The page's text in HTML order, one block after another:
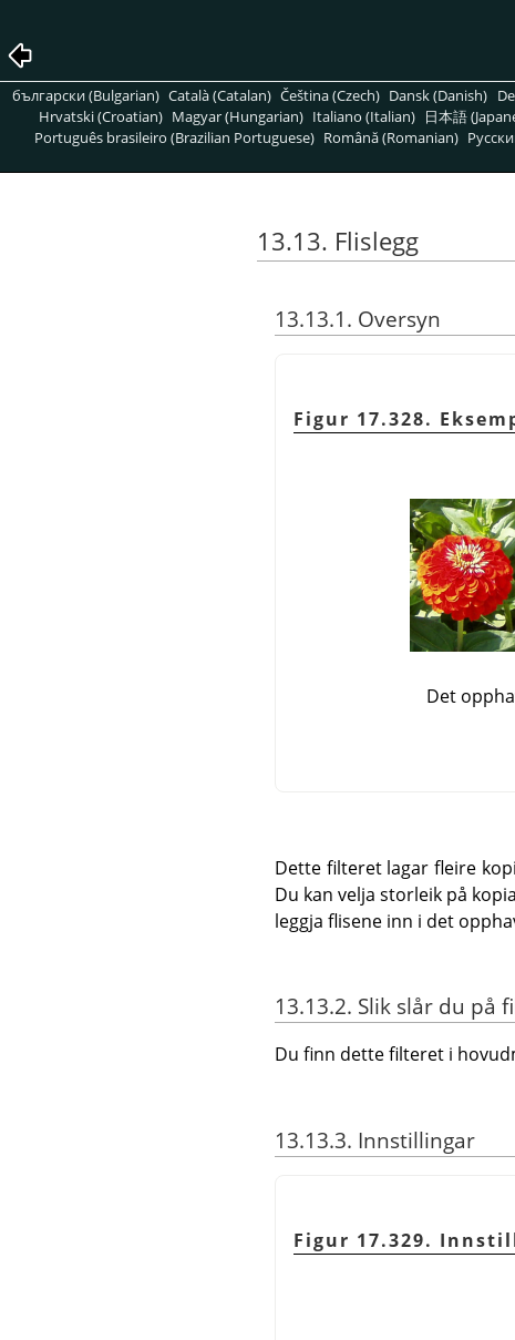
български (Bulgarian) Català (Catalan) Čeština (Czech) Dansk (Danish)
Hrvatski (Croatian) Magyar (Hungarian) Italiano (Italian) 日本語
Português brasileiro (Brazilian Portuguese) Română (Romanian)
13.13. Flislegg
13.13.1. Oversyn
Figur 17.328.
Det
Dette filteret lagar fleire
Du kan velja storleik på
leggja flisene inn i det
13.13.2. Slik slår du på
Du finn dette filteret i
13.13.3. Innstillingar
Figur 17.329.